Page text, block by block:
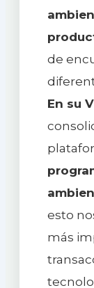
de
En su
esto
más